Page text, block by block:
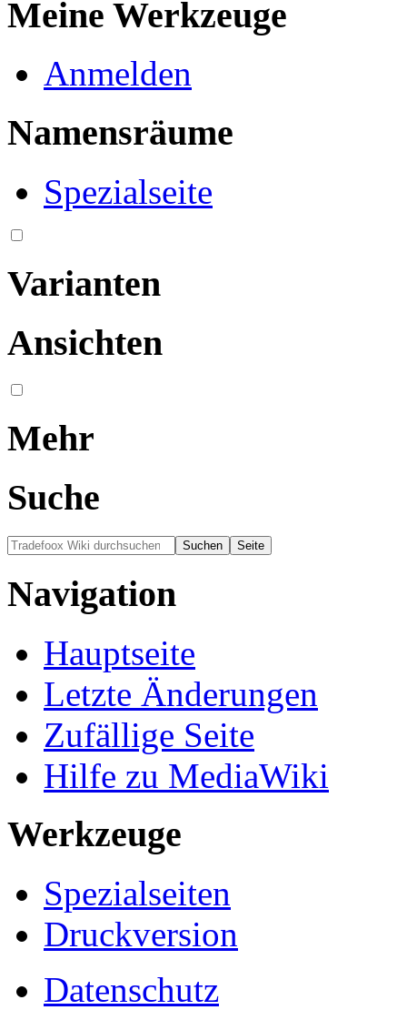
Meine Werkzeuge
Anmelden
Namensräume
Spezialseite
Varianten
Ansichten
Mehr
Suche
Navigation
Hauptseite
Letzte Änderungen
Zufällige Seite
Hilfe zu MediaWiki
Werkzeuge
Spezialseiten
Druckversion
Datenschutz